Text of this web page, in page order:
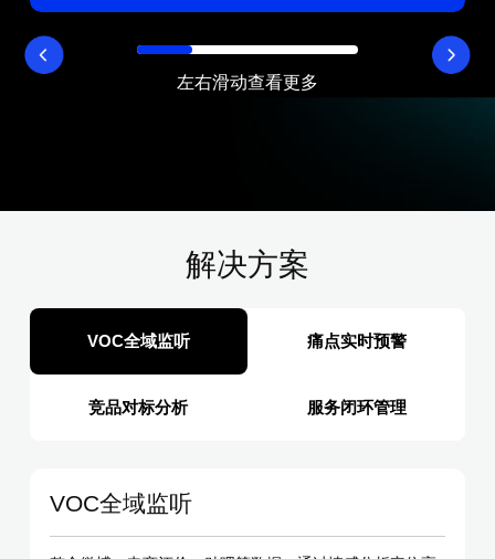
左右滑动查看更多
解决方案
VOC全域监听​ 痛点实时预警
竞品对标分析 服务闭环管理
VOC全域监听​